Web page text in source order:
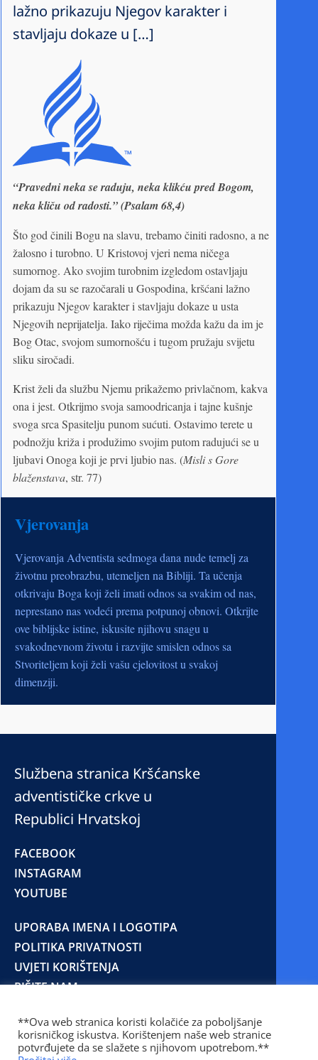
lažno prikazuju Njegov karakter i
stavljaju dokaze u […]
“Pravedni neka se raduju, neka klikću pred Bogom,
neka kliču od radosti.” (Psalam 68,4)
Što god činili Bogu na slavu, trebamo činiti radosno, a ne
žalosno i turobno. U Kristovoj vjeri nema ničega
sumornog. Ako svojim turobnim izgledom ostavljaju
dojam da su se razočarali u Gospodina, kršćani lažno
prikazuju Njegov karakter i stavljaju dokaze u usta
Njegovih neprijatelja. Iako riječima možda kažu da im je
Bog Otac, svojom sumornošću i tugom pružaju svijetu
sliku siročadi.
Krist želi da službu Njemu prikažemo privlačnom, kakva
ona i jest. Otkrijmo svoja samoodricanja i tajne kušnje
svoga srca Spasitelju punom sućuti. Ostavimo terete u
podnožju križa i produžimo svojim putom radujući se u
ljubavi Onoga koji je prvi ljubio nas. (Misli s Gore
blaženstava, str. 77)
Vjerovanja
Vjerovanja Adventista sedmoga dana nude temelj za
životnu preobrazbu, utemeljen na Bibliji. Ta učenja
otkrivaju Boga koji želi imati odnos sa svakim od nas,
neprestano nas vodeći prema potpunoj obnovi. Otkrijte
ove biblijske istine, iskusite njihovu snagu u
svakodnevnom životu i razvijte smislen odnos sa
Stvoriteljem koji želi vašu cjelovitost u svakoj
dimenziji.
Službena stranica Kršćanske
adventističke crkve u
Republici Hrvatskoj
FACEBOOK
INSTAGRAM
YOUTUBE
UPORABA IMENA I LOGOTIPA
POLITIKA PRIVATNOSTI
UVJETI KORIŠTENJA
PIŠITE NAM
© 2025 Copyright © 2023 Kršćanska adventistička
crkva u Republici Hrvatskoj
**Ova web stranica koristi kolačiće za poboljšanje
korisničkog iskustva. Korištenjem naše web stranice
potvrđujete da se slažete s njihovom upotrebom.**